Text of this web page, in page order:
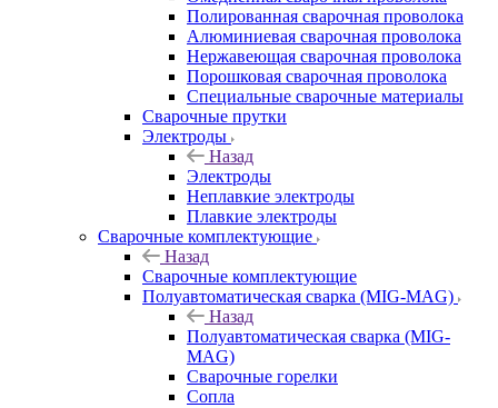
Полированная сварочная проволока
Алюминиевая сварочная проволока
Нержавеющая сварочная проволока
Порошковая сварочная проволока
Специальные сварочные материалы
Сварочные прутки
Электроды
Назад
Электроды
Неплавкие электроды
Плавкие электроды
Сварочные комплектующие
Назад
Сварочные комплектующие
Полуавтоматическая сварка (MIG-MAG)
Назад
Полуавтоматическая сварка (MIG-
MAG)
Сварочные горелки
Сопла